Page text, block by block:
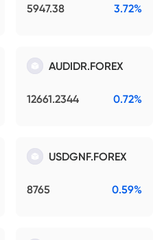
5947.38 3.72%
AUDIDR.FOREX
12661.2344 0.72%
USDGNF.FOREX
8765 0.59%